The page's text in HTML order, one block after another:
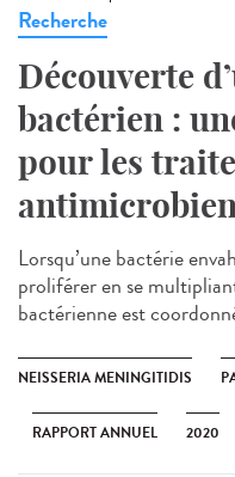
Recherche
Découverte
bactérien :
pour les
Lorsqu’une bactérie
proliférer en se
bactérienne est
NEISSERIA MENINGITIDIS
RAPPORT ANNUEL 2020